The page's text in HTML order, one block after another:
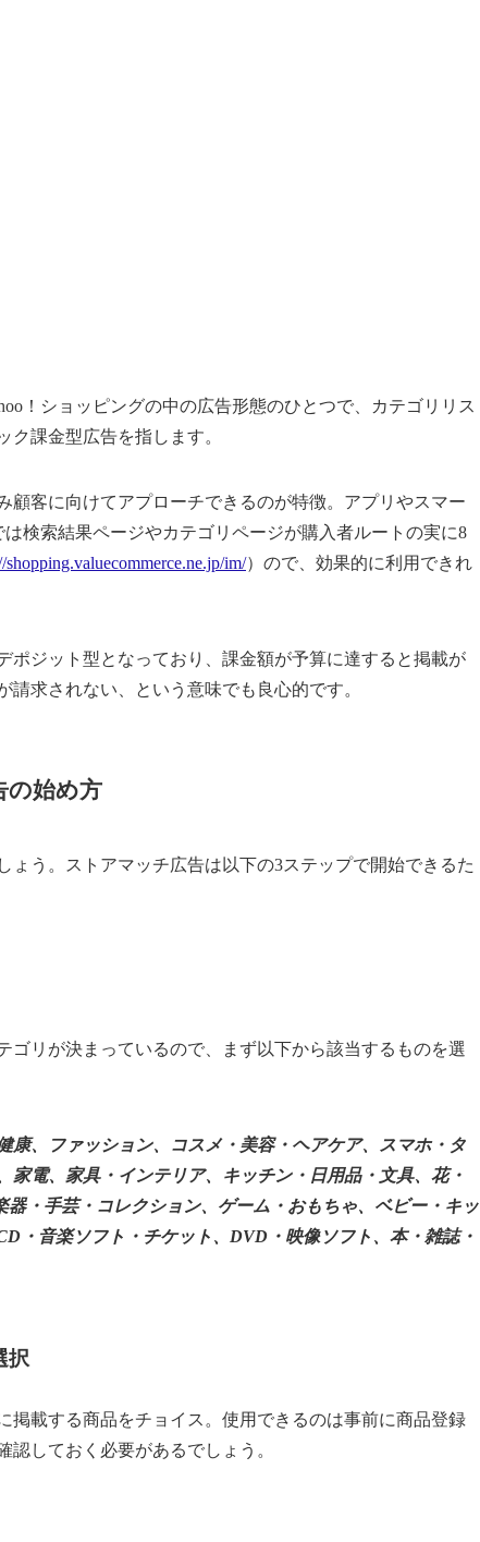
！ショッピングの中の広告形態のひとつで、カテゴリリス
ク課金型広告を指します。
顧客に向けてアプローチできるのが特徴。アプリやスマー
検索結果ページやカテゴリページが購入者ルートの実に8
shopping.valuecommerce.ne.jp/im/）ので、効果的に利用できれ
ポジット型となっており、課金額が予算に達すると掲載が
求されない、という意味でも良心的です。
の始め方
う。ストアマッチ広告は以下の3ステップで開始できるた
ゴリが決まっているので、まず以下から該当するものを選
康、ファッション、コスメ・美容・ヘアケア、スマホ・タ
電、家具・インテリア、キッチン・日用品・文具、花・
・手芸・コレクション、ゲーム・おもちゃ、ベビー・キッ
・音楽ソフト・チケット、DVD・映像ソフト、本・雑誌・
択
掲載する商品をチョイス。使用できるのは事前に商品登録
しておく必要があるでしょう。